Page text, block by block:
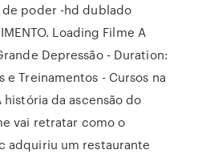
de poder -hd dublado
Loading Filme A
Depressão - Duration:
e Treinamentos - Cursos na
história da ascensão do
vai retratar como o
adquiriu um restaurante